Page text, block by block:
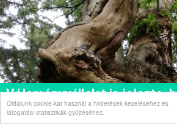
Oldalunk cookie-kat használ a hirdetések kezeléséhez és
látogatási statisztikák gyűjtéséhez.
Véleményvállalat is jelezte,
beszűkülést tapasztal